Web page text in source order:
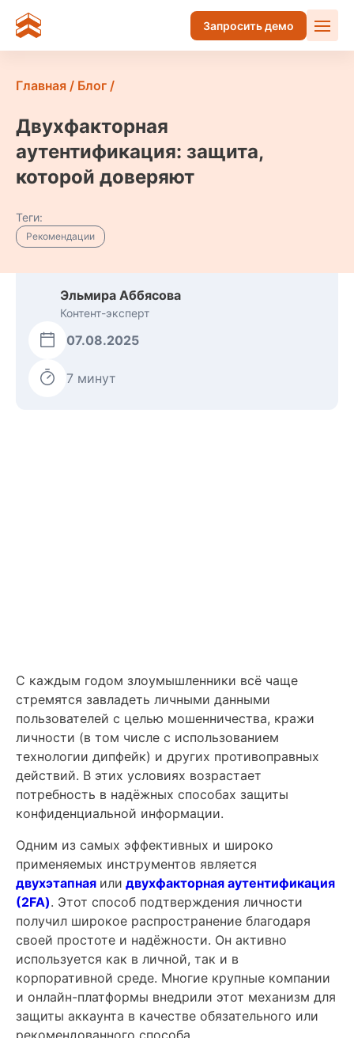
Запросить демо
Главная / Блог /
Двухфакторная
аутентификация: защита,
которой доверяют
Теги:
Рекомендации
Эльмира Аббясова
Контент-эксперт
07.08.2025
7 минут
С каждым годом злоумышленники всё чаще
стремятся завладеть личными данными
пользователей с целью мошенничества, кражи
личности (в том числе с использованием
технологии дипфейк) и других противоправных
действий. В этих условиях возрастает
потребность в надёжных способах защиты
конфиденциальной информации.
Одним из самых эффективных и широко
применяемых инструментов является
двухэтапная или двухфакторная аутентификация
(2FA). Этот способ подтверждения личности
получил широкое распространение благодаря
своей простоте и надёжности. Он активно
используется как в личной, так и в
корпоративной среде. Многие крупные компании
и онлайн-платформы внедрили этот механизм для
защиты аккаунта в качестве обязательного или
рекомендованного способа.